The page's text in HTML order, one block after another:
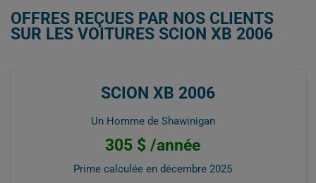
OFFRES REÇUES PAR NOS CLIENTS
SUR LES VOITURES SCION XB 2006
SCION XB 2006
Un Homme de Shawinigan
305 $ /année
Prime calculée en décembre 2025